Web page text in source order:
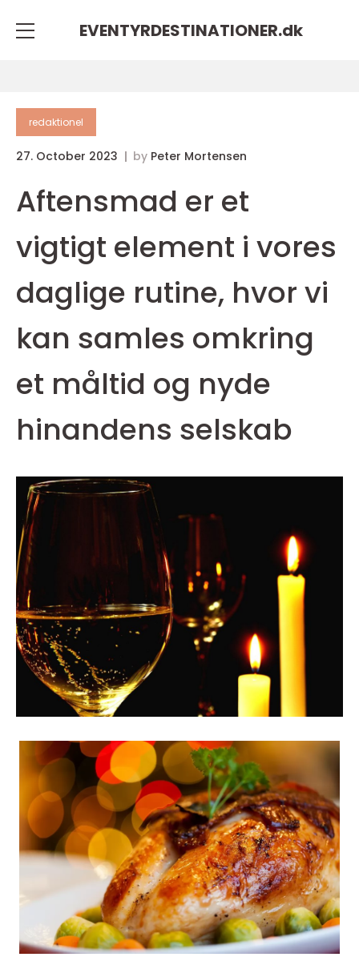
EVENTYRDESTINATIONER.dk
redaktionel
27. October 2023 by Peter Mortensen
Aftensmad er et
vigtigt element i vores
daglige rutine, hvor vi
kan samles omkring
et måltid og nyde
hinandens selskab